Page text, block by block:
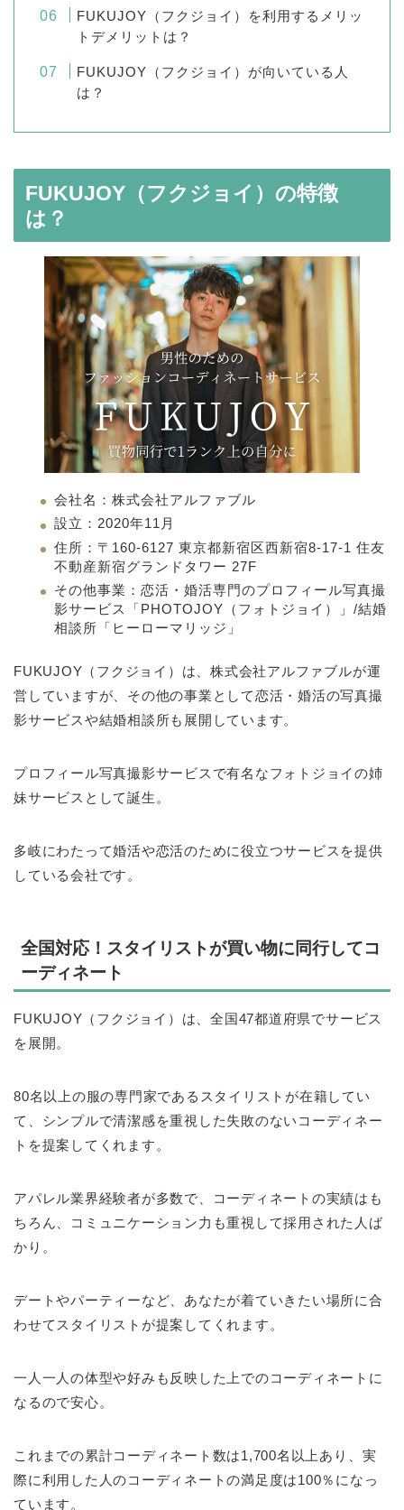
FUKUJOY（フクジョイ）を利用するメリッ
トデメリットは？
FUKUJOY（フクジョイ）が向いている人
は？
FUKUJOY（フクジョイ）の特徴
は？
会社名：株式会社アルファブル
設立：2020年11月
住所：〒160-6127 東京都新宿区西新宿8-17-1 住友
不動産新宿グランドタワー 27F
その他事業：恋活・婚活専門のプロフィール写真撮
影サービス「PHOTOJOY（フォトジョイ）」/結婚
相談所「ヒーローマリッジ」
FUKUJOY（フクジョイ）は、株式会社アルファブルが運
営していますが、その他の事業として恋活・婚活の写真撮
影サービスや結婚相談所も展開しています。
プロフィール写真撮影サービスで有名なフォトジョイの姉
妹サービスとして誕生。
多岐にわたって婚活や恋活のために役立つサービスを提供
している会社です。
全国対応！スタイリストが買い物に同行してコ
ーディネート
FUKUJOY（フクジョイ）は、全国47都道府県でサービス
を展開。
80名以上の服の専門家であるスタイリストが在籍してい
て、シンプルで清潔感を重視した失敗のないコーディネー
トを提案してくれます。
アパレル業界経験者が多数で、コーディネートの実績はも
ちろん、コミュニケーション力も重視して採用された人ば
かり。
デートやパーティーなど、あなたが着ていきたい場所に合
わせてスタイリストが提案してくれます。
一人一人の体型や好みも反映した上でのコーディネートに
なるので安心。
これまでの累計コーディネート数は1,700名以上あり、実
際に利用した人のコーディネートの満足度は100％になっ
ています。